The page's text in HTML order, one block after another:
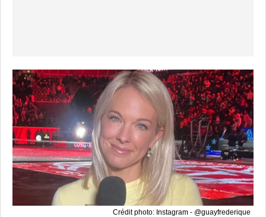
Crédit photo: Instagram - @guayfrederique